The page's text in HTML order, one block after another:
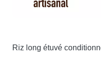
Riz long étuvé